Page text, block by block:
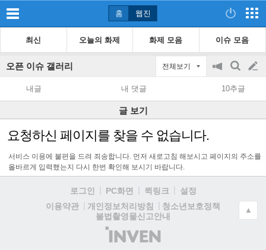
홈 웹진
최신 오늘의 화제 화제 모음 이슈 모음
오픈 이슈 갤러리 전체보기
공
지
on/off
검
색
글
쓰
기
내글 내 댓글 10추글
글 보기
요청하신 페이지를 찾을 수 없습니다.
서비스 이용에 불편을 드려 죄송합니다. 먼저 새로고침 해보시고 페이지의 주소를
올바르게 입력했는지 다시 한번 확인해 보시기 바랍니다.
로그인 PC화면 퀵링크
설정
이용약관
개인정보처리방침
청소년보호정책
불법촬영물신고안내
(주)
인
▲